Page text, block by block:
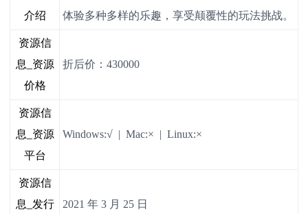
介绍
体验多种多样的乐趣，享受颠覆性的玩法挑战。
资源信
息_资源
价格
折后价：430000
资源信
息_资源
平台
Windows:√ | Mac:× | Linux:×
资源信
息_发行
2021 年 3 月 25 日